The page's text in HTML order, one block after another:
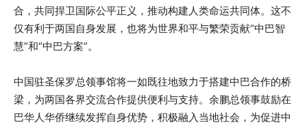
合，共同捍卫国际公平正义，推动构建人类命运共同体。这不
仅有利于两国自身发展，也将为世界和平与繁荣贡献“中巴智
慧”和“中巴方案”。
中国驻圣保罗总领事馆将一如既往地致力于搭建中巴合作的桥
梁，为两国各界交流合作提供便利与支持。余鹏总领事鼓励在
巴华人华侨继续发挥自身优势，积极融入当地社会，为促进中